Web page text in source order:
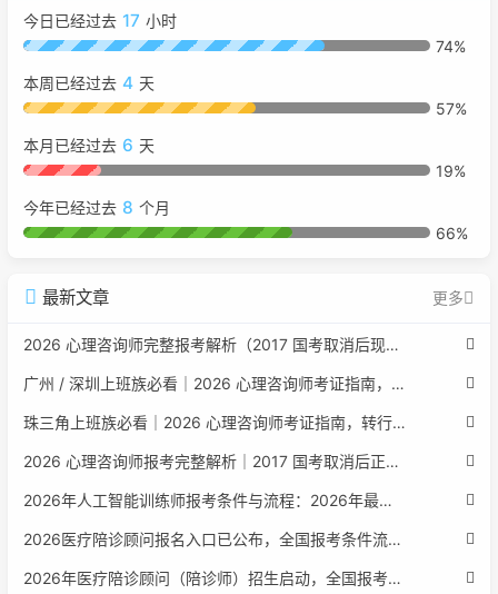
今日已经过去 17 小时
74%
本周已经过去 4 天
57%
本月已经过去 6 天
19%
今年已经过去 8 个月
66%
最新文章 更多
2026 心理咨询师完整报考解析（2017 国考取消后现行权威体系 + 避坑全指南）
广州 / 深圳上班族必看｜2026 心理咨询师考证指南，转行副业、情绪疏导双收益
珠三角上班族必看｜2026 心理咨询师考证指南，转行副业、情绪疏导双收益
2026 心理咨询师报考完整解析｜2017 国考取消后正规报考标准、流程避坑指南
2026年人工智能训练师报考条件与流程：2026年最新官方要求全面解读
2026医疗陪诊顾问报名入口已公布，全国报考条件流程政策全解析
2026年医疗陪诊顾问（陪诊师）招生启动，全国报考指南附报名官网